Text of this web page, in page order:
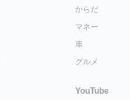
からだ
マネー
車
グルメ
YouTube